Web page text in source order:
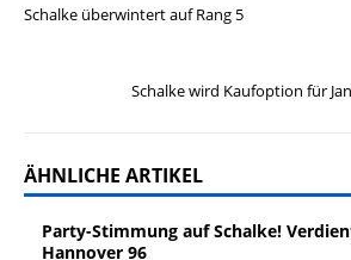
Schalke überwintert auf Rang 5
Schalke wird Kaufoption für
ÄHNLICHE ARTIKEL
Party-Stimmung auf Schalke!
Hannover 96